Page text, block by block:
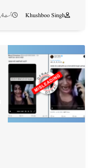
Khushboo Singh اگست 4, 2026